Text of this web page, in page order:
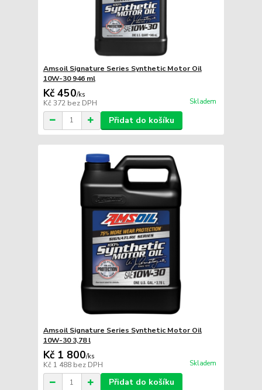
Amsoil Signature Series Synthetic Motor Oil
10W-30 946 ml
Kč 450/ks
Kč 372 bez DPH Skladem
Přidat do košíku
Amsoil Signature Series Synthetic Motor Oil
10W-30 3,78 l
Kč 1 800/ks
Kč 1 488 bez DPH Skladem
Přidat do košíku